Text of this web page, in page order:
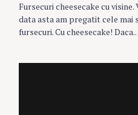
Fursecuri cheesecake cu
data asta am pregatit cele mai
fursecuri. Cu cheesecake! Daca..